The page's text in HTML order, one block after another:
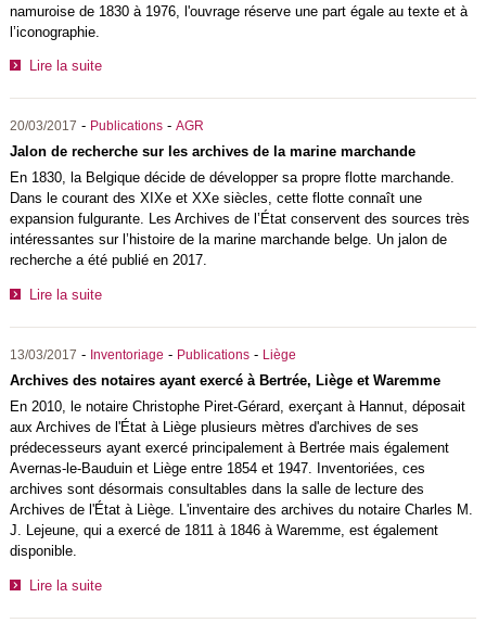
namuroise de 1830 à 1976, l'ouvrage réserve une part égale au texte et à
l’iconographie.
Lire la suite
20/03/2017 - Publications- AGR
Jalon de recherche sur les archives de la marine marchande
En 1830, la Belgique décide de développer sa propre flotte marchande.
Dans le courant des XIXe et XXe siècles, cette flotte connaît une
expansion fulgurante. Les Archives de l’État conservent des sources très
intéressantes sur l’histoire de la marine marchande belge. Un jalon de
recherche a été publié en 2017.
Lire la suite
13/03/2017 - Inventoriage - Publications- Liège
Archives des notaires ayant exercé à Bertrée, Liège et Waremme
En 2010, le notaire Christophe Piret-Gérard, exerçant à Hannut, déposait
aux Archives de l'État à Liège plusieurs mètres d'archives de ses
prédecesseurs ayant exercé principalement à Bertrée mais également
Avernas-le-Bauduin et Liège entre 1854 et 1947. Inventoriées, ces
archives sont désormais consultables dans la salle de lecture des
Archives de l'État à Liège. L'inventaire des archives du notaire Charles M.
J. Lejeune, qui a exercé de 1811 à 1846 à Waremme, est également
disponible.
Lire la suite